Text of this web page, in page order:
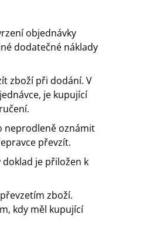
objednávky
dodatečné náklady
zboží při dodání. V
je kupující
neprodleně oznámit
převzít.
je přiložen k
zboží.
kdy měl kupující